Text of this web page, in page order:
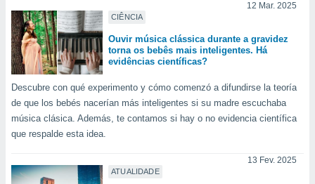
o
de
num
para
CIÊNCIA
12 Mar. 2025
Ouvir música clássica durante a gravidez
torna os bebês mais inteligentes. Há
evidências científicas?
Descubre con qué experimento y cómo comenzó a difundirse la teoría
de que los bebés nacerían más inteligentes si su madre escuchaba
música clásica. Además, te contamos si hay o no evidencia científica
que respalde esta idea.
ATUALIDADE
13 Fev. 2025